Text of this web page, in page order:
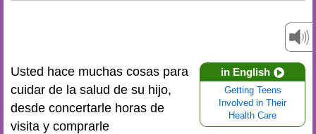
in English
Getting Teens
Involved in Their
Health Care
Usted hace muchas cosas para
cuidar de la salud de su hijo,
desde concertarle horas de
visita y comprarle